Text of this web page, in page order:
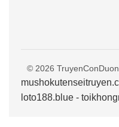
© 2026
loto188.blue -